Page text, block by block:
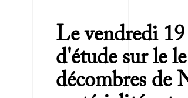
Le vendredi
d'étude sur le
décombres de